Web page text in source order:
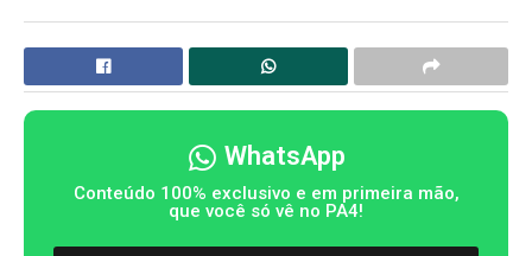
WhatsApp
Conteúdo 100% exclusivo e em primeira mão,
que você só vê no PA4!